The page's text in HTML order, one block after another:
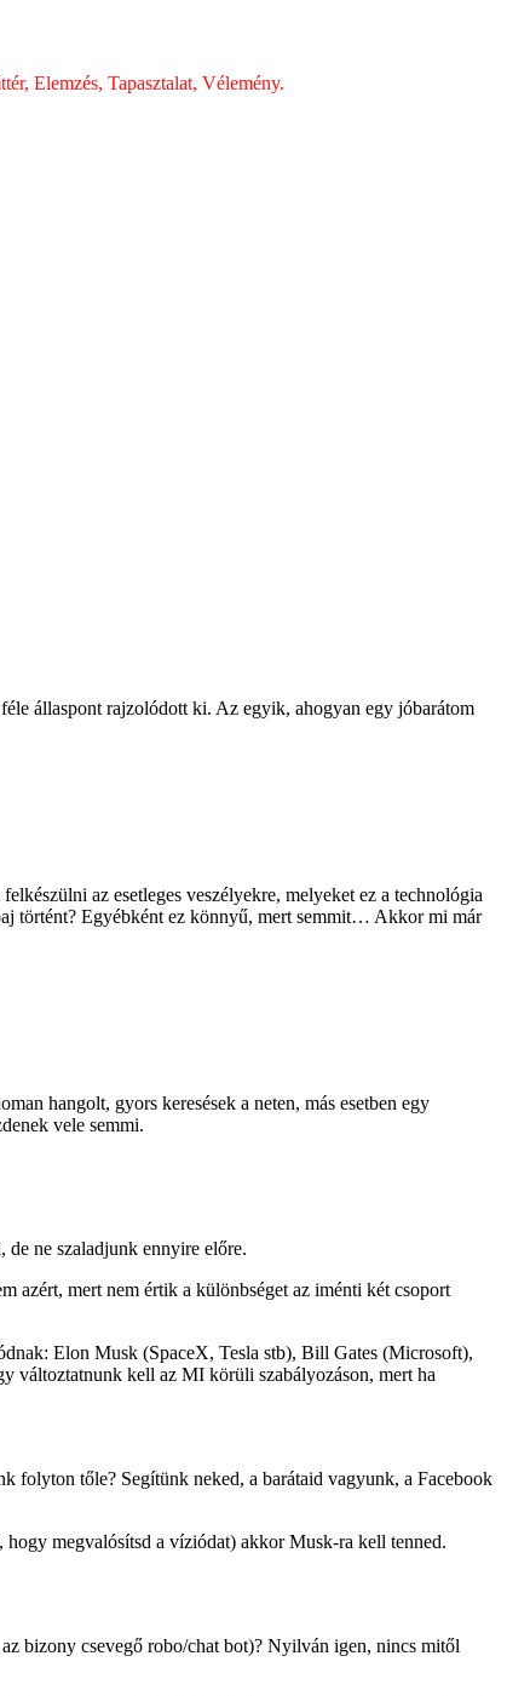
Elemzés, Tapasztalat, Vélemény.
állaspont rajzolódott ki. Az egyik, ahogyan egy jóbarátom
az esetleges veszélyekre, melyeket ez a technológia
történt? Egyébként ez könnyű, mert semmit… Akkor mi már
hangolt, gyors keresések a neten, más esetben egy
vele semmi.
de ne szaladjunk ennyire előre.
azért, mert nem értik a különbséget az iménti két csoport
Elon Musk (SpaceX, Tesla stb), Bill Gates (Microsoft),
változtatnunk kell az MI körüli szabályozáson, mert ha
folyton tőle? Segítünk neked, a barátaid vagyunk, a Facebook
megvalósítsd a víziódat) akkor Musk-ra kell tenned.
bizony csevegő robo/chat bot)? Nyilván igen, nincs mitől